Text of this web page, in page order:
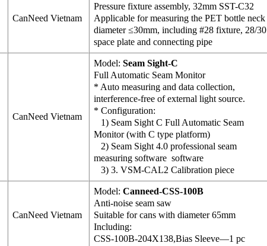
CanNeed Vietnam
Pressure fixture assembly, 32mm SST-C32
Applicable for measuring the PET bottle neck
diameter ≤30mm, including #28 fixture, 28/30
space plate and connecting pipe
CanNeed Vietnam
Model:Seam Sight-C
Full Automatic Seam Monitor
* Auto measuring and data collection,
interference-free of external light source.
* Configuration:
1) Seam Sight C Full Automatic Seam
Monitor (with C type platform)
2) Seam Sight 4.0 professional seam
measuring software software
3) 3. VSM-CAL2 Calibration piece
CanNeed Vietnam
Model:Canneed-CSS-100B
Anti-noise seam saw
Suitable for cans with diameter 65mm
Including:
CSS-100B-204X138,Bias Sleeve—1 pc